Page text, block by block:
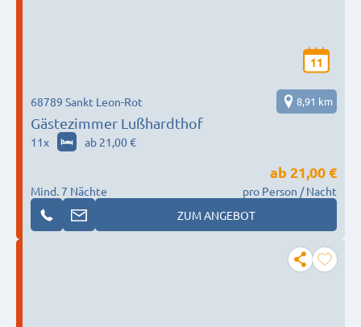
11
Gästezimmer Lußhardthof
68789 Sankt Leon-Rot 8,91 km
11x ab 21,00 €
Mind. 7 Nächte
ab 21,00 €
pro Person / Nacht
ZUM ANGEBOT